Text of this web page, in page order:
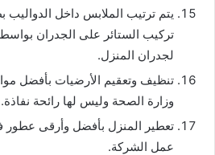
يتم ترتيب الملابس داخل الدواليب
تركيب الستائر على الجدران
لجدران المنزل.
تنظيف وتعقيم الأرضيات بأفضل
وزارة الصحة وليس لها رائحة نفاذة.
تعطير المنزل بأفضل وأرقى عطور
عمل الشركة.